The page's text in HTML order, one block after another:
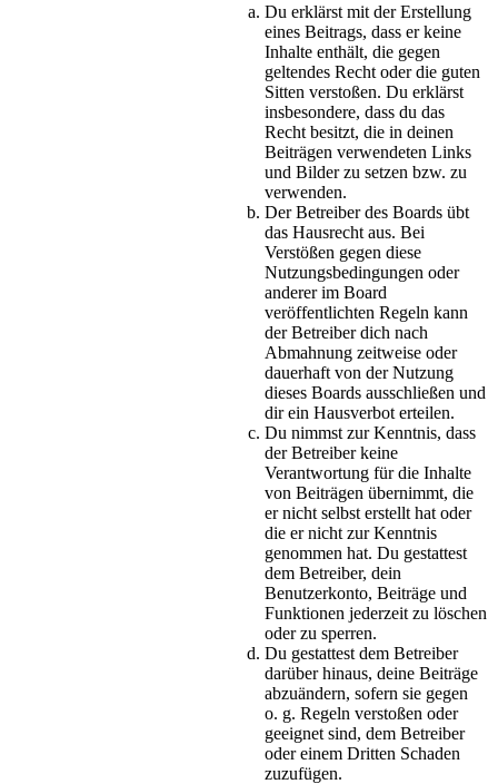
Du erklärst mit der Erstellung
eines Beitrags, dass er keine
Inhalte enthält, die gegen
geltendes Recht oder die guten
Sitten verstoßen. Du erklärst
insbesondere, dass du das
Recht besitzt, die in deinen
Beiträgen verwendeten Links
und Bilder zu setzen bzw. zu
verwenden.
Der Betreiber des Boards übt
das Hausrecht aus. Bei
Verstößen gegen diese
Nutzungsbedingungen oder
anderer im Board
veröffentlichten Regeln kann
der Betreiber dich nach
Abmahnung zeitweise oder
dauerhaft von der Nutzung
dieses Boards ausschließen und
dir ein Hausverbot erteilen.
Du nimmst zur Kenntnis, dass
der Betreiber keine
Verantwortung für die Inhalte
von Beiträgen übernimmt, die
er nicht selbst erstellt hat oder
die er nicht zur Kenntnis
genommen hat. Du gestattest
dem Betreiber, dein
Benutzerkonto, Beiträge und
Funktionen jederzeit zu löschen
oder zu sperren.
Du gestattest dem Betreiber
darüber hinaus, deine Beiträge
abzuändern, sofern sie gegen
o. g. Regeln verstoßen oder
geeignet sind, dem Betreiber
oder einem Dritten Schaden
zuzufügen.